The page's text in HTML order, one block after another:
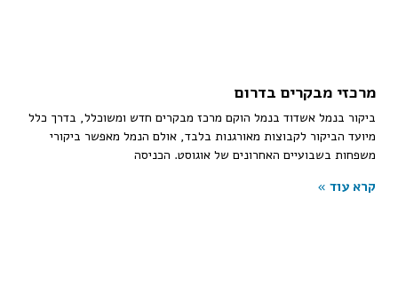
מרכזי מבקרים בדרום
ביקור בנמל אשדוד בנמל הוקם מרכז מבקרים חדש ומשוכלל, בדרך כלל
מיועד הביקור לקבוצות מאורגנות בלבד, אולם הנמל מאפשר ביקורי
משפחות בשבועיים האחרונים של אוגוסט. הכניסה
קרא עוד »